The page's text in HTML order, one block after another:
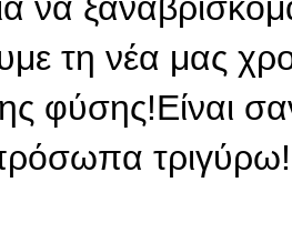
να
τη νέα μας
φύσης!Είναι